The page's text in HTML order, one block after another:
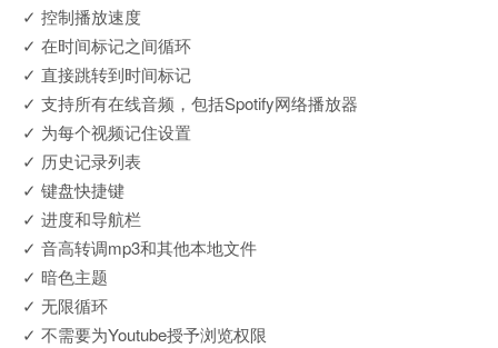
✓ 控制播放速度
✓ 在时间标记之间循环
✓ 直接跳转到时间标记
✓ 支持所有在线音频，包括Spotify网络播放器
✓ 为每个视频记住设置
✓ 历史记录列表
✓ 键盘快捷键
✓ 进度和导航栏
✓ 音高转调mp3和其他本地文件
✓ 暗色主题
✓ 无限循环
✓ 不需要为Youtube授予浏览权限